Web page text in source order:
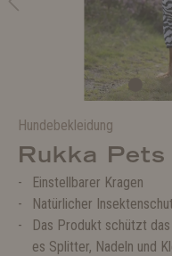
Hundebekleidung
Rukka
Einstellbarer Kragen
Natürlicher
Das Produkt schützt
es Splitter, Nadeln und